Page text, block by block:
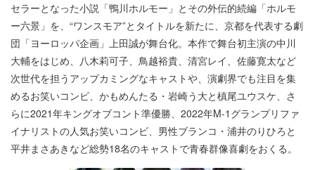
セラーとなった小説「鴨川ホルモー」とその外伝的続編「ホルモ
ー六景」を、“ワンスモア”とタイトルを新たに、京都を代表する劇
団「ヨーロッパ企画」上田誠が舞台化。本作で舞台初主演の中川
大輔をはじめ、八木莉可子、鳥越裕貴、清宮レイ、佐藤寛太など
次世代を担うアップカミングなキャストや、演劇界でも注目を集
めるお笑いコンビ、かもめんたる・岩崎う大と槙尾ユウスケ、さ
らに2021年キングオブコント準優勝、2022年M-1グランプリファ
イナリストの人気お笑いコンビ、男性ブランコ・浦井のりひろと
平井まさあきなど総勢18名のキャストで青春群像喜劇をおくる。